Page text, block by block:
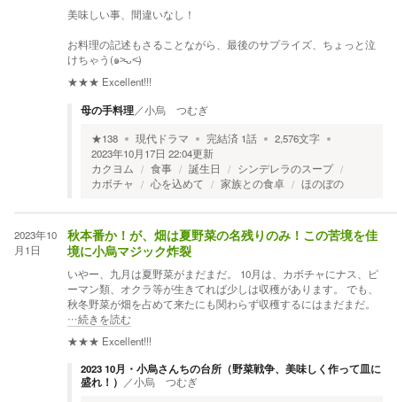
美味しい事、間違いなし！
お料理の記述もさることながら、最後のサプライズ、ちょっと泣
けちゃう(๑˃̵ᴗ˂̵)
★★★ Excellent!!!
母の手料理／小烏 つむぎ
★138 現代ドラマ 完結済 1話 2,576文字
2023年10月17日 22:04更新
カクヨム
食事 誕生日
シンデレラのスープ
カボチャ
心を込めて 家族との食卓 ほのぼの
2023年10
月1日
秋本番か！が、畑は夏野菜の名残りのみ！この苦境を佳
境に小烏マジック炸裂
いやー、九月は夏野菜がまだまだ。 10月は、カボチャにナス、ピ
ーマン類、オクラ等が生きてれば少しは収穫があります。 でも、
秋冬野菜が畑を占めて来たにも関わらず収穫するにはまだまだ。
…続きを読む
★★★ Excellent!!!
2023 10月・小烏さんちの台所（野菜戦争、美味しく作って皿に
盛れ！）
／小烏 つむぎ